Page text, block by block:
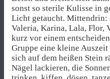
sonst so sterile Kulisse in
Licht getaucht. Mittendrin:
Valeria, Karina, Lala, Flor,
kurz vor einem
Gruppe eine kleine
sich auf dem heißen Stein
Nägel lackieren, die